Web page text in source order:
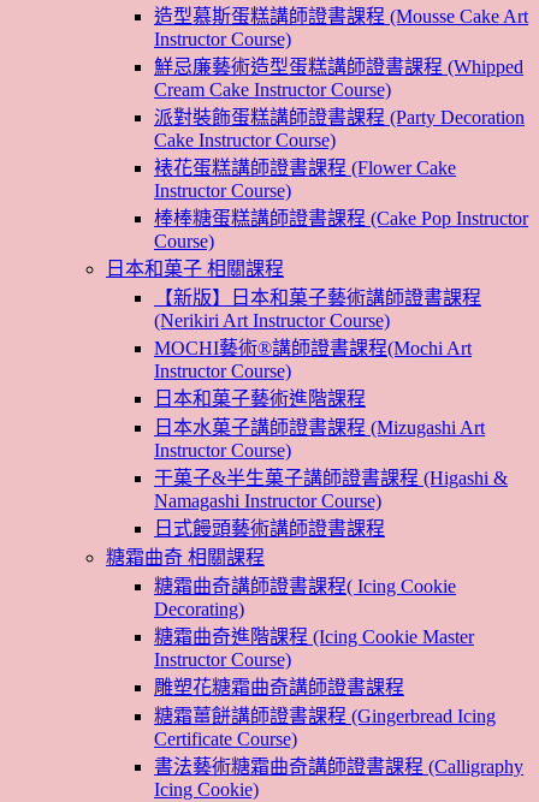
造型慕斯蛋糕講師證書課程 (Mousse Cake Art
Instructor Course)
鮮忌廉藝術造型蛋糕講師證書課程 (Whipped
Cream Cake Instructor Course)
派對裝飾蛋糕講師證書課程 (Party Decoration
Cake Instructor Course)
裱花蛋糕講師證書課程 (Flower Cake
Instructor Course)
棒棒糖蛋糕講師證書課程 (Cake Pop Instructor
Course)
日本和菓子 相關課程
【新版】日本和菓子藝術講師證書課程
(Nerikiri Art Instructor Course)
MOCHI藝術®講師證書課程(Mochi Art
Instructor Course)
日本和菓子藝術進階課程
日本水菓子講師證書課程 (Mizugashi Art
Instructor Course)
干菓子&半生菓子講師證書課程 (Higashi &
Namagashi Instructor Course)
日式饅頭藝術講師證書課程
糖霜曲奇 相關課程
糖霜曲奇講師證書課程( Icing Cookie
Decorating)
糖霜曲奇進階課程 (Icing Cookie Master
Instructor Course)
雕塑花糖霜曲奇講師證書課程
糖霜薑餅講師證書課程 (Gingerbread Icing
Certificate Course)
書法藝術糖霜曲奇講師證書課程 (Calligraphy
Icing Cookie)